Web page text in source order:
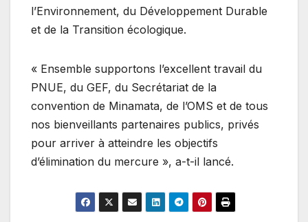
l’Environnement, du Développement Durable
et de la Transition écologique.
« Ensemble supportons l’excellent travail du
PNUE, du GEF, du Secrétariat de la
convention de Minamata, de l’OMS et de tous
nos bienveillants partenaires publics, privés
pour arriver à atteindre les objectifs
d’élimination du mercure », a-t-il lancé.